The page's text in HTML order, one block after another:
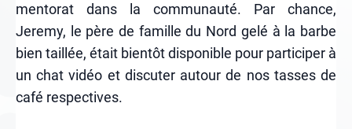
mentorat dans la communauté. Par chance,
Jeremy, le père de famille du Nord gelé à la barbe
bien taillée, était bientôt disponible pour participer à
un chat vidéo et discuter autour de nos tasses de
café respectives.